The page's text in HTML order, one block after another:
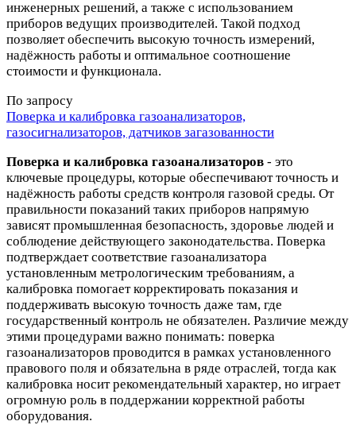
инженерных решений, а также с использованием
приборов ведущих производителей. Такой подход
позволяет обеспечить высокую точность измерений,
надёжность работы и оптимальное соотношение
стоимости и функционала.
По запросу
Поверка и калибровка газоанализаторов,
газосигнализаторов, датчиков загазованности
Поверка и калибровка газоанализаторов - это
ключевые процедуры, которые обеспечивают точность и
надёжность работы средств контроля газовой среды. От
правильности показаний таких приборов напрямую
зависят промышленная безопасность, здоровье людей и
соблюдение действующего законодательства. Поверка
подтверждает соответствие газоанализатора
установленным метрологическим требованиям, а
калибровка помогает корректировать показания и
поддерживать высокую точность даже там, где
государственный контроль не обязателен. Различие между
этими процедурами важно понимать: поверка
газоанализаторов проводится в рамках установленного
правового поля и обязательна в ряде отраслей, тогда как
калибровка носит рекомендательный характер, но играет
огромную роль в поддержании корректной работы
оборудования.